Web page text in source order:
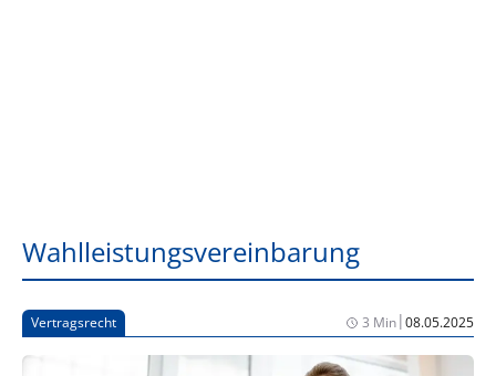
Wahlleistungsvereinbarung
Vertragsrecht 3 Min|08.05.2025